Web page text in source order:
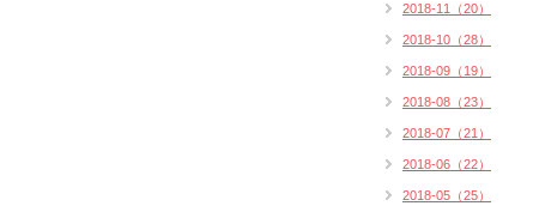
2018-11（20）
2018-10（28）
2018-09（19）
2018-08（23）
2018-07（21）
2018-06（22）
2018-05（25）